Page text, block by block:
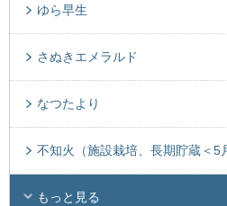
ゆら早生
さぬきエメラルド
なつたより
不知火（施設栽培、長期貯蔵＜5
もっと見る